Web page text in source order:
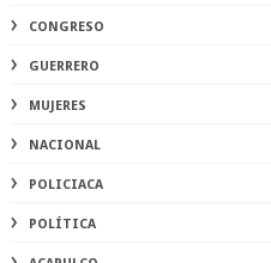
CONGRESO
GUERRERO
MUJERES
NACIONAL
POLICIACA
POLÍTICA